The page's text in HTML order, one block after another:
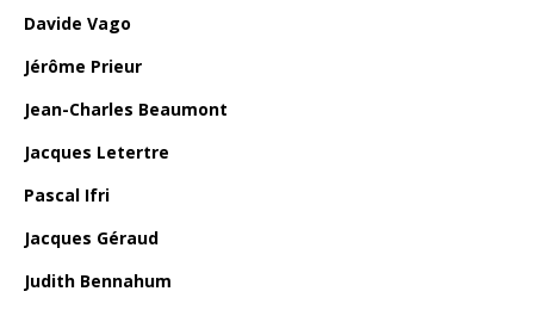
Davide Vago
Jérôme Prieur
Jean-Charles Beaumont
Jacques Letertre
Pascal Ifri
Jacques Géraud
Judith Bennahum